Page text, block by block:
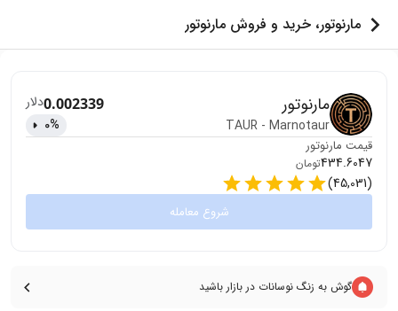
مارنوتور، خرید و فروش مارنوتور
مارنوتور
TAUR - Marnotaur
0.002339دلار
0%
قیمت مارنوتور
434.6047تومان
(
45,031
)
شروع معامله
گوش به زنگ نوسانات در بازار باشید